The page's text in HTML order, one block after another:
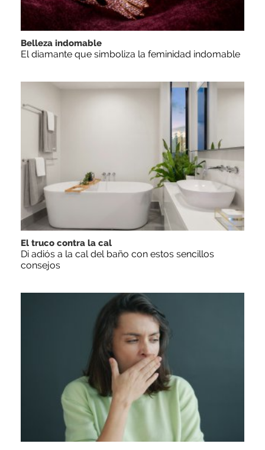
Belleza indomable
El diamante que simboliza la feminidad indomable
El truco contra la cal
Di adiós a la cal del baño con estos sencillos
consejos